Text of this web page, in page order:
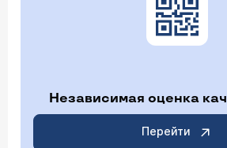
Независимая оценка
Перейти